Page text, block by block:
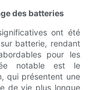
des batteries
ont été
batterie, rendant
pour les
notable est le
qui présentent une
de vie plus longue